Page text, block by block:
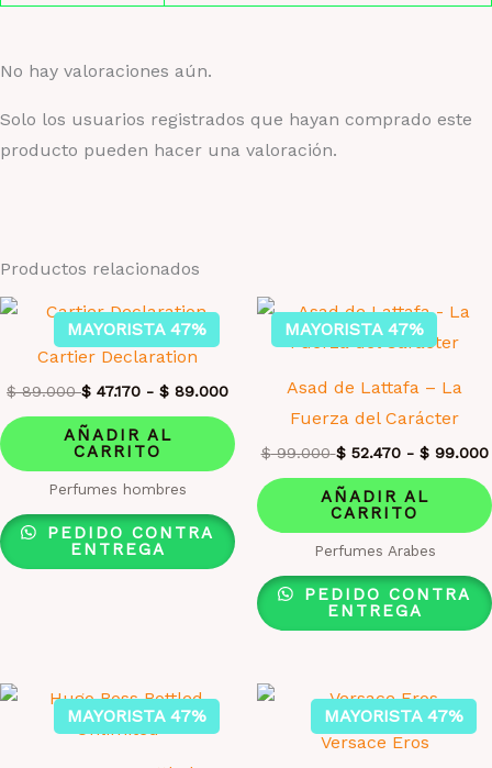
No hay valoraciones aún.
Solo los usuarios registrados que hayan comprado este
producto pueden hacer una valoración.
Productos relacionados
MAYORISTA 47%
Cartier Declaration
$89.000 $ 47.170 - $ 89.000
AÑADIR AL
CARRITO
Perfumes hombres
PEDIDO CONTRA
ENTREGA
MAYORISTA 47%
Asad de Lattafa – La
Fuerza del Carácter
$99.000 $52.470- $99.000
AÑADIR AL
CARRITO
Perfumes Arabes
PEDIDO CONTRA
ENTREGA
MAYORISTA 47%
MAYORISTA 47%
Versace Eros